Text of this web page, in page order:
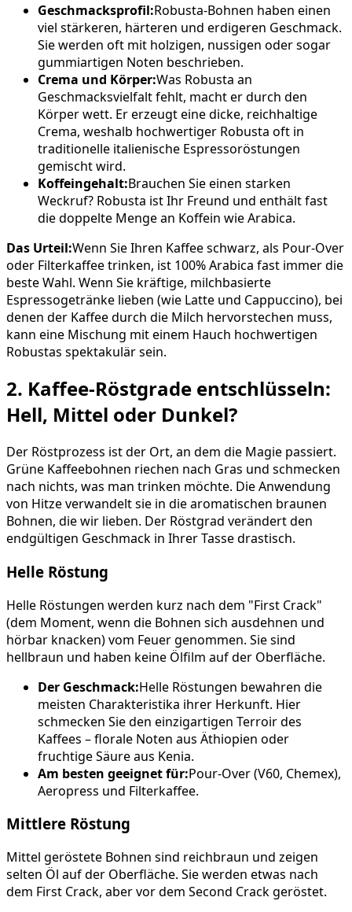
Geschmacksprofil:Robusta-Bohnen haben einen
viel stärkeren, härteren und erdigeren Geschmack.
Sie werden oft mit holzigen, nussigen oder sogar
gummiartigen Noten beschrieben.
Crema und Körper:Was Robusta an
Geschmacksvielfalt fehlt, macht er durch den
Körper wett. Er erzeugt eine dicke, reichhaltige
Crema, weshalb hochwertiger Robusta oft in
traditionelle italienische Espressoröstungen
gemischt wird.
Koffeingehalt:Brauchen Sie einen starken
Weckruf? Robusta ist Ihr Freund und enthält fast
die doppelte Menge an Koffein wie Arabica.
Das Urteil:Wenn Sie Ihren Kaffee schwarz, als Pour-Over
oder Filterkaffee trinken, ist 100% Arabica fast immer die
beste Wahl. Wenn Sie kräftige, milchbasierte
Espressogetränke lieben (wie Latte und Cappuccino), bei
denen der Kaffee durch die Milch hervorstechen muss,
kann eine Mischung mit einem Hauch hochwertigen
Robustas spektakulär sein.
2. Kaffee-Röstgrade entschlüsseln:
Hell, Mittel oder Dunkel?
Der Röstprozess ist der Ort, an dem die Magie passiert.
Grüne Kaffeebohnen riechen nach Gras und schmecken
nach nichts, was man trinken möchte. Die Anwendung
von Hitze verwandelt sie in die aromatischen braunen
Bohnen, die wir lieben. Der Röstgrad verändert den
endgültigen Geschmack in Ihrer Tasse drastisch.
Helle Röstung
Helle Röstungen werden kurz nach dem "First Crack"
(dem Moment, wenn die Bohnen sich ausdehnen und
hörbar knacken) vom Feuer genommen. Sie sind
hellbraun und haben keine Ölfilm auf der Oberfläche.
Der Geschmack:Helle Röstungen bewahren die
meisten Charakteristika ihrer Herkunft. Hier
schmecken Sie den einzigartigen Terroir des
Kaffees – florale Noten aus Äthiopien oder
fruchtige Säure aus Kenia.
Am besten geeignet für:Pour-Over (V60, Chemex),
Aeropress und Filterkaffee.
Mittlere Röstung
Mittel geröstete Bohnen sind reichbraun und zeigen
selten Öl auf der Oberfläche. Sie werden etwas nach
dem First Crack, aber vor dem Second Crack geröstet.